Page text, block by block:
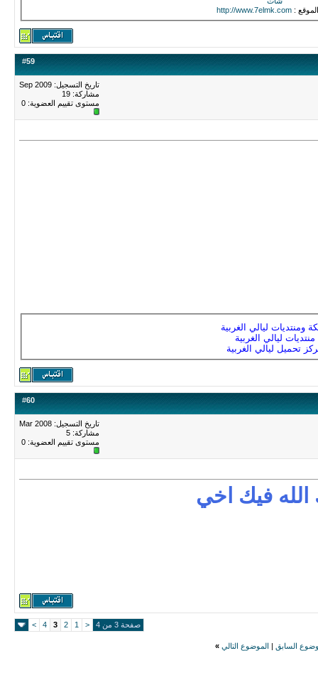
:
http://www.7elmk.com
#59
تاريخ التسجيل: Sep 2009
مشاركة: 19
مستوى تقييم العضوية: 0
ومنتديات ليالي الغربية
منتديات ليالي الغربية
تحميل ليالي الغربية
#60
تاريخ التسجيل: Mar 2008
مشاركة: 5
مستوى تقييم العضوية: 0
الله فيك اخي
صفحة 3 من 4 <
1
2
3
4
>
السابق الموضوع التالي »